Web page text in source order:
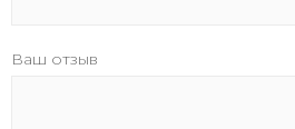
Ваш отзыв